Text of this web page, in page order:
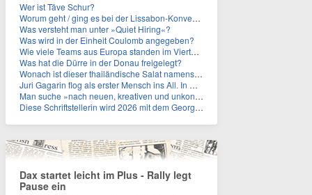
Wer ist Täve Schur?
Worum geht / ging es bei der Lissabon-Konvention?
Was versteht man unter »Quiet Hiring«?
Was wird in der Einheit Coulomb angegeben?
Wie viele Teams aus Europa standen im Viertelfinale der Fußball-WM 2026 in Mexiko, den USA und Kanada?
Was hat die Dürre in der Donau freigelegt?
Wonach ist dieser thailändische Salat namens Nam Tok benannt?
Juri Gagarin flog als erster Mensch ins All. In welchem Jahr?
Man suche »nach neuen, kreativen und unkonventionellen« Ideen im Umgang mit dem Iran, schrieb das US-Militär. An wen?
Diese Schriftstellerin wird 2026 mit dem Georg-Büchner-Preis ausgezeichnet. Wie heißt sie?
Dax startet leicht im Plus - Rally legt
Pause ein